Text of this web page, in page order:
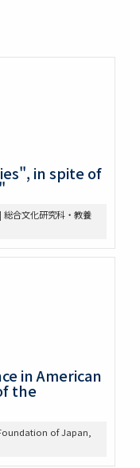
I.
of M, 1921-22
Endowment
on the Relations
in spite of
合文化研究科・教養
in American
the
of Japan,